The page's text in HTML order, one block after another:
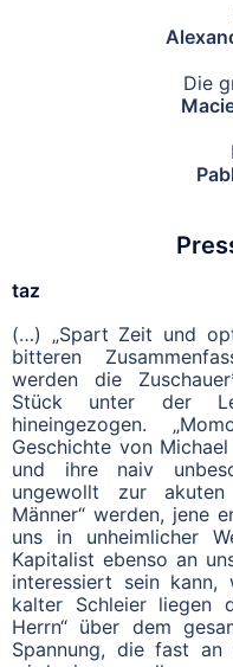
Die
taz
(…) „Spart Zeit und
bitteren
werden die
Stück unter der
hineingezogen.
Geschichte von
und ihre naiv
ungewollt zur
Männer“ werden, jene
uns in unheimlicher
Kapitalist ebenso an
interessiert sein kann,
kalter Schleier liegen
Herrn“ über dem
Spannung, die fast an